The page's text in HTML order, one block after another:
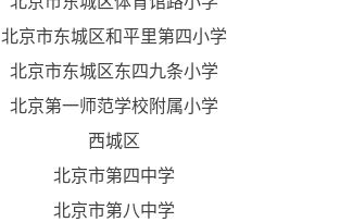
北京市东城区和平里第四小学
北京市东城区东四九条小学
北京第一师范学校附属小学
西城区
北京市第四中学
北京市第八中学